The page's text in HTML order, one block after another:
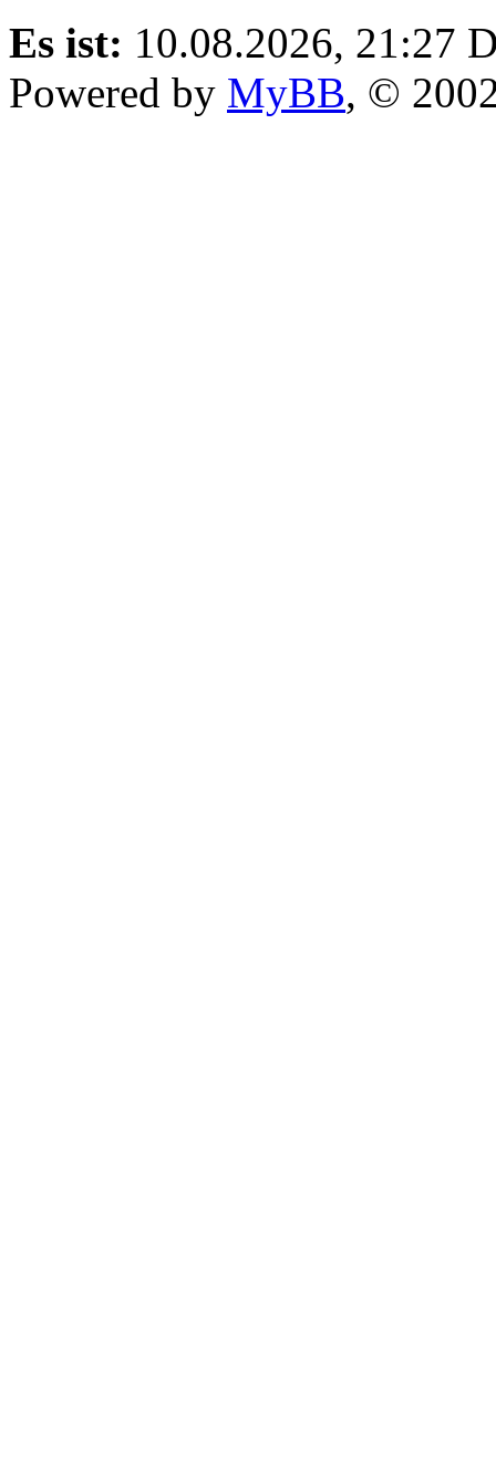
Es ist: 10.08.2026, 21:27
Powered by MyBB, ©